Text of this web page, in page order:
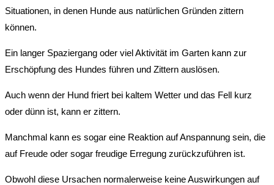
Situationen, in denen Hunde aus natürlichen Gründen zittern
können.
Ein langer Spaziergang oder viel Aktivität im Garten kann zur
Erschöpfung des Hundes führen und Zittern auslösen.
Auch wenn der Hund friert bei kaltem Wetter und das Fell kurz
oder dünn ist, kann er zittern.
Manchmal kann es sogar eine Reaktion auf Anspannung sein, die
auf Freude oder sogar freudige Erregung zurückzuführen ist.
Obwohl diese Ursachen normalerweise keine Auswirkungen auf